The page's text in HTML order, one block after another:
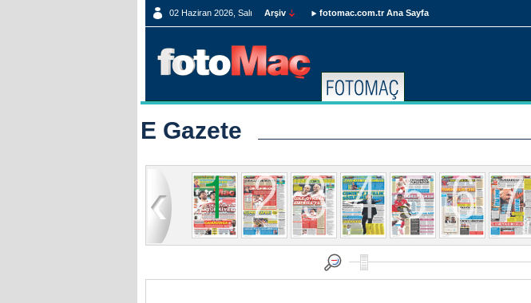
02 Haziran 2026, Salı Arşiv fotomac.com.tr Ana Sayfa
E Gazete